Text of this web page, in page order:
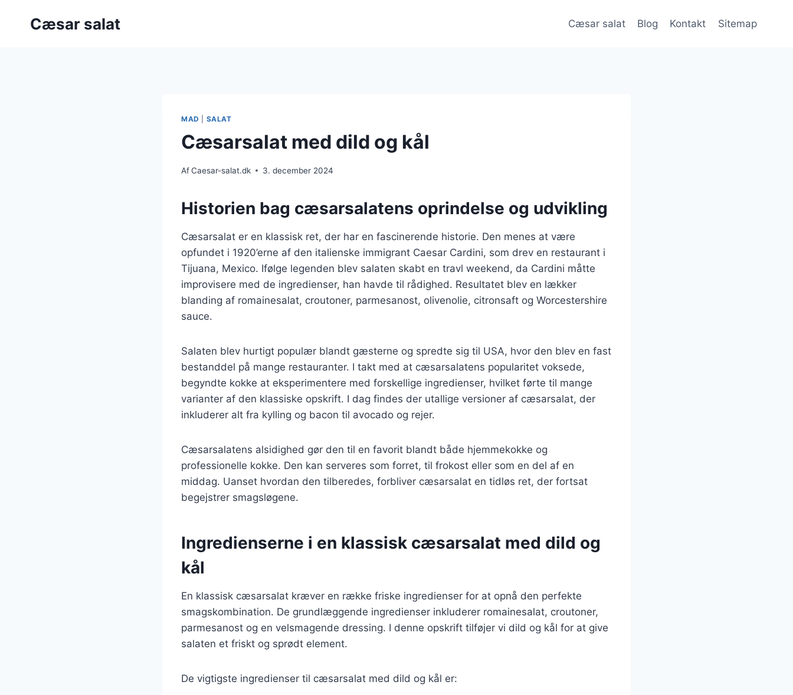
Cæsar salat Cæsar salat Blog Kontakt Sitemap
MAD SALAT
Cæsarsalat med dild og kål
AfCaesar-salat.dk 3. december 2024
Historien bag cæsarsalatens oprindelse og udvikling
Cæsarsalat er en klassisk ret, der har en fascinerende historie. Den menes at være
opfundet i 1920’erne af den italienske immigrant Caesar Cardini, som drev en restaurant i
Tijuana, Mexico. Ifølge legenden blev salaten skabt en travl weekend, da Cardini måtte
improvisere med de ingredienser, han havde til rådighed. Resultatet blev en lækker
blanding af romainesalat, croutoner, parmesanost, olivenolie, citronsaft og Worcestershire
sauce.
Salaten blev hurtigt populær blandt gæsterne og spredte sig til USA, hvor den blev en fast
bestanddel på mange restauranter. I takt med at cæsarsalatens popularitet voksede,
begyndte kokke at eksperimentere med forskellige ingredienser, hvilket førte til mange
varianter af den klassiske opskrift. I dag findes der utallige versioner af cæsarsalat, der
inkluderer alt fra kylling og bacon til avocado og rejer.
Cæsarsalatens alsidighed gør den til en favorit blandt både hjemmekokke og
professionelle kokke. Den kan serveres som forret, til frokost eller som en del af en
middag. Uanset hvordan den tilberedes, forbliver cæsarsalat en tidløs ret, der fortsat
begejstrer smagsløgene.
Ingredienserne i en klassisk cæsarsalat med dild og
kål
En klassisk cæsarsalat kræver en række friske ingredienser for at opnå den perfekte
smagskombination. De grundlæggende ingredienser inkluderer romainesalat, croutoner,
parmesanost og en velsmagende dressing. I denne opskrift tilføjer vi dild og kål for at give
salaten et friskt og sprødt element.
De vigtigste ingredienser til cæsarsalat med dild og kål er: